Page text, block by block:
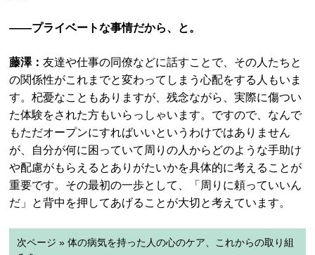
――プライベートな事情だから、と。
藤澤：友達や仕事の同僚などに話すことで、その人たちと
の関係性がこれまでと変わってしまう心配をする人もいま
す。杞憂なこともありますが、残念ながら、実際に傷つい
た体験をされた方もいらっしゃいます。ですので、なんで
もただオープンにすればいいというわけではありません
が、自分が何に困っていて周りの人からどのような手助け
や配慮がもらえるとありがたいかを具体的に考えることが
重要です。その最初の一歩として、「周りに頼っていいん
だ」と背中を押してあげることが大切と考えています。
次ページ » 体の病気を持った人の心のケア、これからの取り組